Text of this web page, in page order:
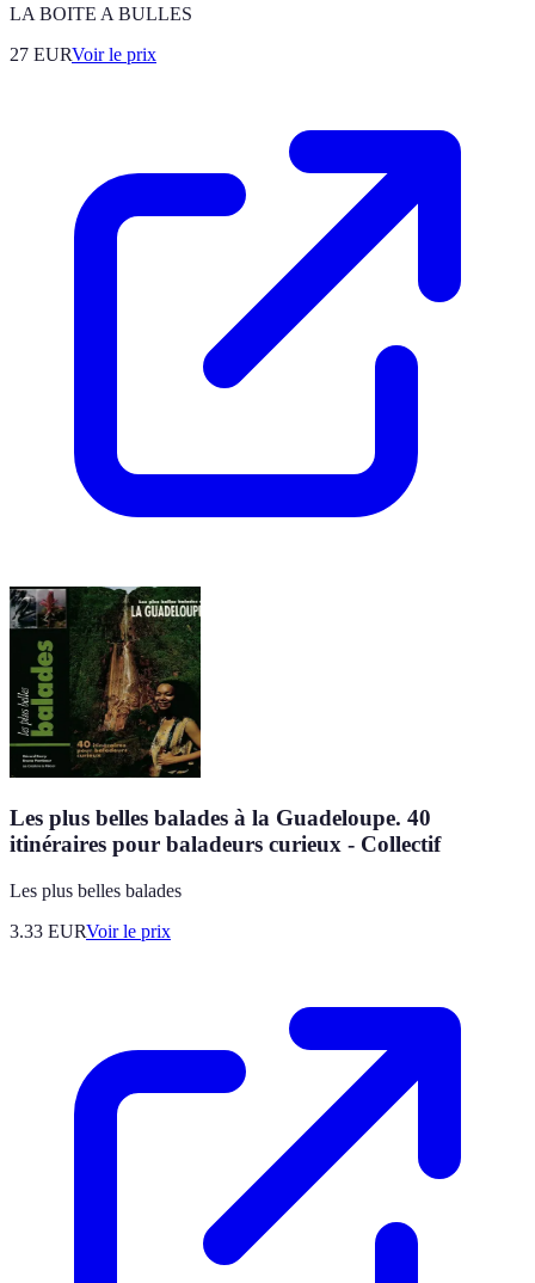
LA BOITE A BULLES
27 EURVoir le prix
Les plus belles balades à la Guadeloupe. 40
itinéraires pour baladeurs curieux - Collectif
Les plus belles balades
3.33 EURVoir le prix